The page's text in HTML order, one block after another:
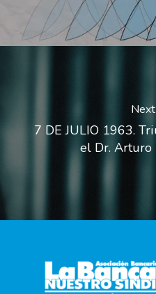
7 DE JULIO 1963.
el Dr.